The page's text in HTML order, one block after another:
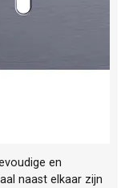
en
naast elkaar zijn